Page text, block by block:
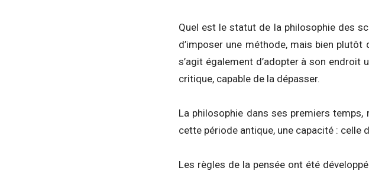
Quel est le statut de la philosophie des
d’imposer une méthode, mais bien
s’agit également d’adopter à son
critique, capable de la dépasser.
La philosophie dans ses premiers temps,
cette période antique, une capacité : celle
Les règles de la pensée ont été